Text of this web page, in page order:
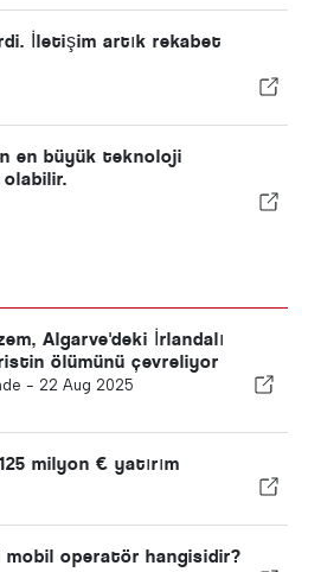
İletişim artık rekabet
en büyük teknoloji
Algarve'deki İrlandalı
ölümünü çevreliyor
- 22 Aug 2025
milyon € yatırım
operatör hangisidir?